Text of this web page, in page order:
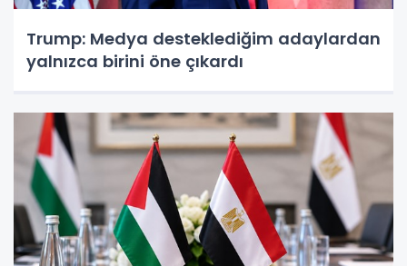
Trump: Medya desteklediğim adaylardan
yalnızca birini öne çıkardı